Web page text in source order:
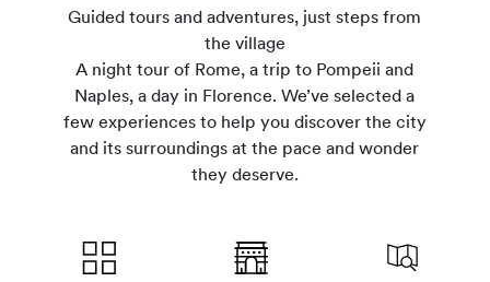
Guided tours and adventures, just steps from
the village
A night tour of Rome, a trip to Pompeii and
Naples, a day in Florence. We’ve selected a
few experiences to help you discover the city
and its surroundings at the pace and wonder
they deserve.